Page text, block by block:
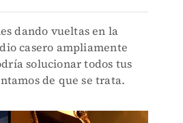
dando vueltas en la
casero ampliamente
solucionar todos tus
de que se trata.